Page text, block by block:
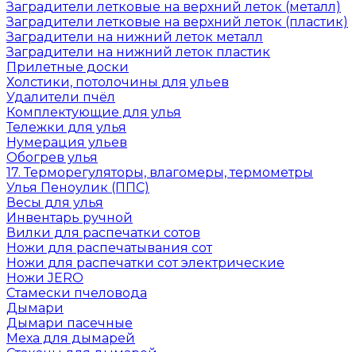
Заградители летковые на верхний леток (металл)
Заградители летковые на верхний леток (пластик)
Заградители на нижний леток металл
Заградители на нижний леток пластик
Прилетные доски
Холстики, потолочины для ульев
Удалители пчёл
Комплектующие для улья
Тележки для улья
Нумерация ульев
Обогрев улья
17. Терморегуляторы, влагомеры, термометры
Улья Пеноулик (ППС)
Весы для улья
Инвентарь ручной
Вилки для распечатки сотов
Ножи для распечатывания сот
Ножи для распечатки сот электрические
Ножи JERO
Стамески пчеловода
Дымари
Дымари пасечные
Меха для дымарей